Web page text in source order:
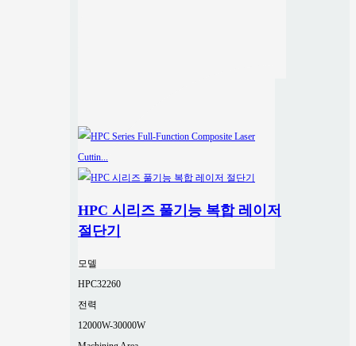
HPC 시리즈 풀기능 복합 레이저
절단기
모델
HPC32260
전력
12000W-30000W